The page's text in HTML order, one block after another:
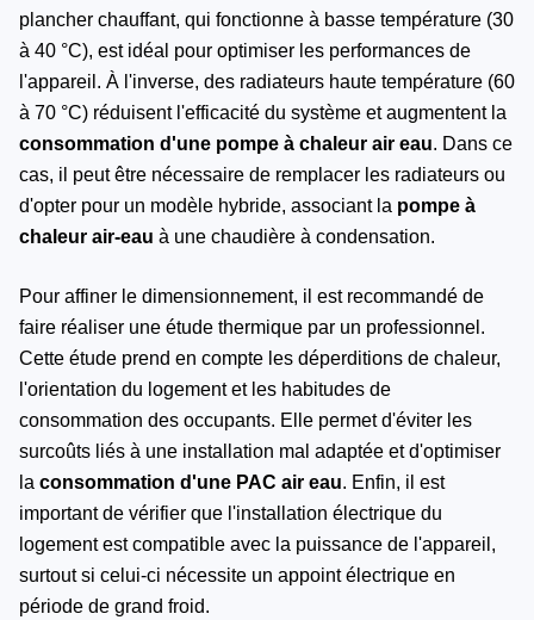
plancher chauffant, qui fonctionne à basse température (30
à 40 °C), est idéal pour optimiser les performances de
l'appareil. À l'inverse, des radiateurs haute température (60
à 70 °C) réduisent l'efficacité du système et augmentent la
consommation d'une pompe à chaleur air eau. Dans ce
cas, il peut être nécessaire de remplacer les radiateurs ou
d'opter pour un modèle hybride, associant la pompe à
chaleur air-eau à une chaudière à condensation.
Pour affiner le dimensionnement, il est recommandé de
faire réaliser une étude thermique par un professionnel.
Cette étude prend en compte les déperditions de chaleur,
l'orientation du logement et les habitudes de
consommation des occupants. Elle permet d'éviter les
surcoûts liés à une installation mal adaptée et d'optimiser
la consommation d'une PAC air eau. Enfin, il est
important de vérifier que l'installation électrique du
logement est compatible avec la puissance de l'appareil,
surtout si celui-ci nécessite un appoint électrique en
période de grand froid.